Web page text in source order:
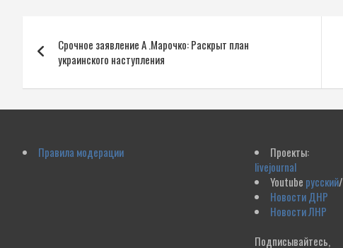
по
записям
Срочное заявление А .Марочко: Раскрыт план
украинского наступления
Правила модерации
Проекты:
livejournal
Youtube русский/
Новости ДНР
Новости ЛНР
Подписывайтесь,